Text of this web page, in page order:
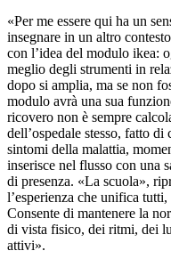
«Per me essere qui ha un
insegnare in un altro
con l’idea del modulo ikea:
meglio degli strumenti in
dopo si amplia, ma se non
modulo avrà una sua
ricovero non è sempre
dell’ospedale stesso, fatto
sintomi della malattia,
inserisce nel flusso con una
di presenza. «La scuola»,
l’esperienza che unifica
Consente di mantenere la
di vista fisico, dei ritmi, dei
attivi».